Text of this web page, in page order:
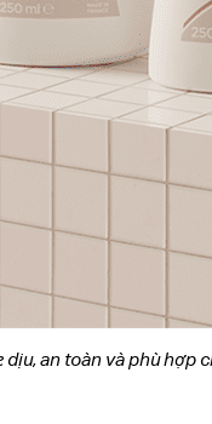
an toàn và phù hợp